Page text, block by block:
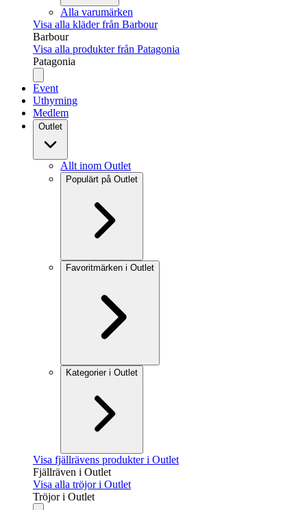
Alla varumärken
Visa alla kläder från Barbour
Barbour
Visa alla produkter från Patagonia
Patagonia
Event
Uthyrning
Medlem
Outlet
Allt inom Outlet
Populärt på Outlet
Favoritmärken i Outlet
Kategorier i Outlet
Visa fjällrävens produkter i Outlet
Fjällräven i Outlet
Visa alla tröjor i Outlet
Tröjor i Outlet